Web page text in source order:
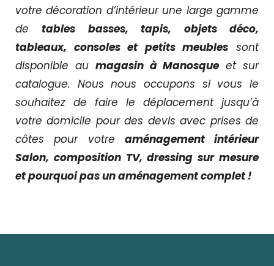
votre décoration d’intérieur une large gamme
detables basses, tapis, objets déco,
tableaux, consoles et petits meubles sont
disponible au magasin à Manosque et sur
catalogue. Nous nous occupons si vous le
souhaitez de faire le déplacement jusqu’à
votre domicile pour des devis avec prises de
côtes pour votre aménagement intérieur
Salon, composition TV, dressing sur mesure
et pourquoi pas un aménagement complet !